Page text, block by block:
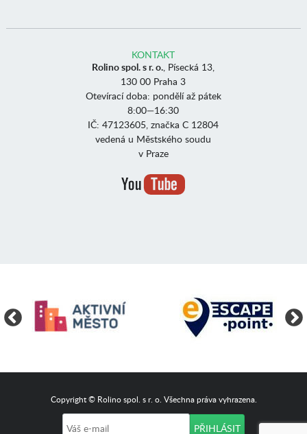
KONTAKT
Rolino spol. s r. o., Písecká 13,
130 00 Praha 3
Otevírací doba: pondělí až pátek
8:00—16:30
IČ: 47123605, značka C 12804
vedená u Městského soudu
v Praze
Copyright © Rolino spol. s r. o. Všechna práva vyhrazena.